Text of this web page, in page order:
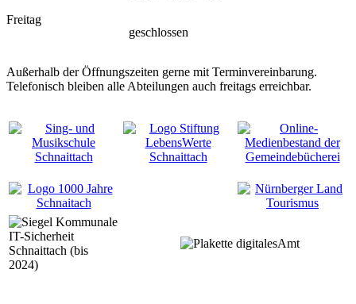
Freitag
geschlossen
Außerhalb der Öffnungszeiten gerne mit Terminvereinbarung.
Telefonisch bleiben alle Abteilungen auch freitags erreichbar.